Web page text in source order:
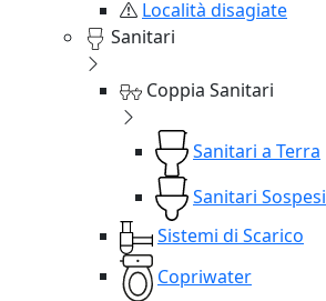
Località disagiate
Sanitari
Coppia Sanitari
Sanitari a Terra
Sanitari Sospesi
Sistemi di Scarico
Copriwater